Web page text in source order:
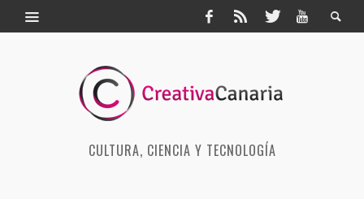
CULTURA, CIENCIA Y TECNOLOGÍA